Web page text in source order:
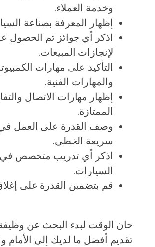
وخدمة العملاء.
إظهار المعرفة بصناعة
اذكر أي جوائز تم الحصول
لإنجازات المبيعات.
التأكيد على مهارات
والمهارات الفنية.
إظهار مهارات الاتصال
الممتازة.
وصف القدرة على العمل في
سريعة الخطى.
اذكر أي تدريب متخصص
السيارات.
قم بتضمين القدرة على
حان الوقت لبدء البحث عن
تقديم أفضل ما لديك إلى الأمام